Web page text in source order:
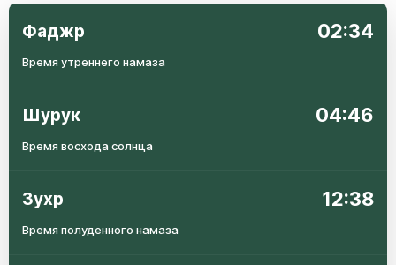
Фаджр 02:34
Время утреннего намаза
Шурук 04:46
Время восхода солнца
Зухр 12:38
Время полуденного намаза